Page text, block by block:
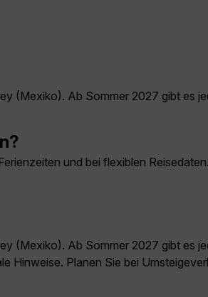
(Mexiko). Ab Sommer 2027 gibt es
und bei flexiblen
(Mexiko). Ab Sommer 2027 gibt es
Hinweise. Planen Sie bei